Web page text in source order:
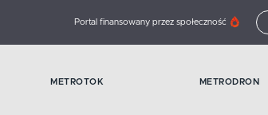
Portal finansowany przez społeczność
METROTOK METRODRON